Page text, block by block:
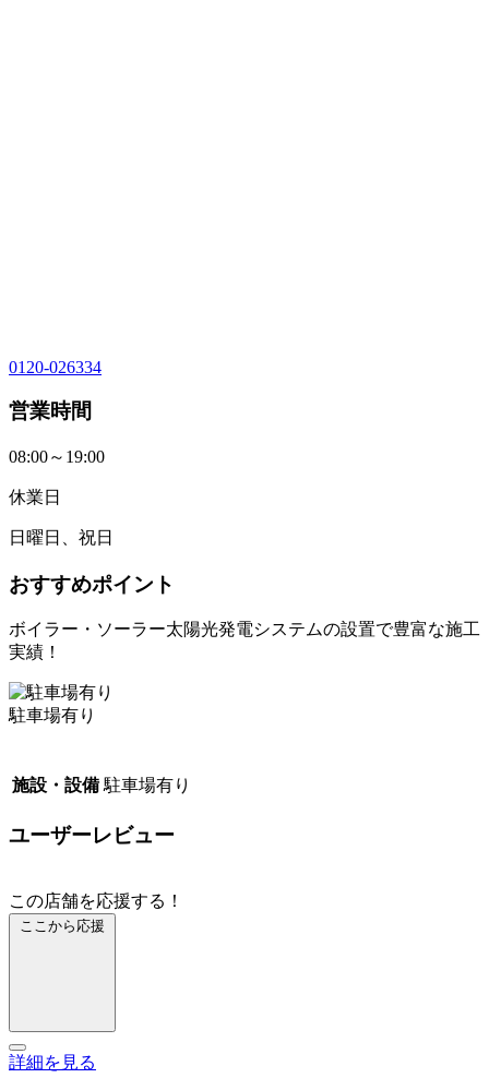
0120-026334
営業時間
08:00～19:00
休業日
日曜日、祝日
おすすめポイント
ボイラー・ソーラー太陽光発電システムの設置で豊富な施工
実績！
駐車場有り
施設・設備 駐車場有り
ユーザーレビュー
この店舗を応援する！
ここから応援
詳細を見る